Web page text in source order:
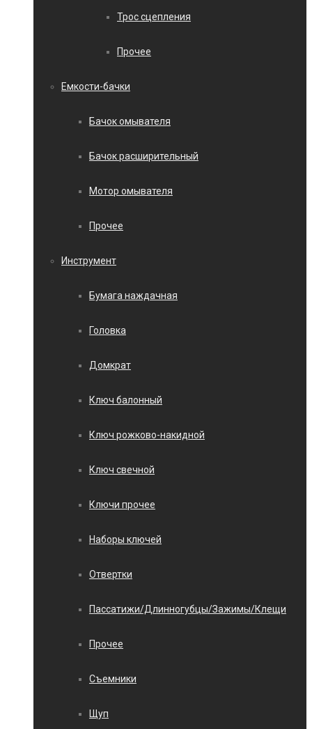
Трос сцепления
Прочее
Емкости-бачки
Бачок омывателя
Бачок расширительный
Мотор омывателя
Прочее
Инструмент
Бумага наждачная
Головка
Домкрат
Ключ балонный
Ключ рожково-накидной
Ключ свечной
Ключи прочее
Наборы ключей
Отвертки
Пассатижи/Длинногубцы/Зажимы/Клещи
Прочее
Съемники
Щуп